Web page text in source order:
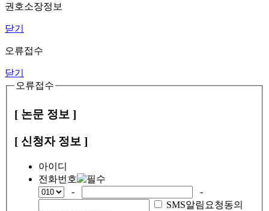
권호소장정보
닫기
오류접수
닫기
오류접수
[ 논문 정보 ]
[ 신청자 정보 ]
아이디
전화번호
-
-
SMS알림요청동의